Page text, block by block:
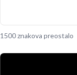
1500 znakova preostalo